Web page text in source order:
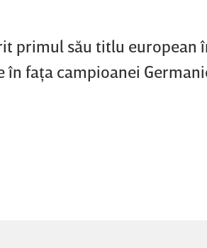
primul său titlu european
faţa campioanei